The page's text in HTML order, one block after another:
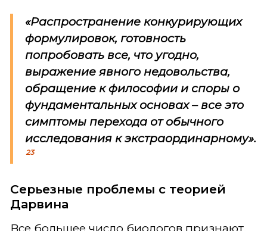
«Распространение конкурирующих
формулировок, готовность
попробовать все, что угодно,
выражение явного недовольства,
обращение к философии и споры о
фундаментальных основах – все это
симптомы перехода от обычного
исследования к экстраординарному».
23
Серьезные проблемы с теорией
Дарвина